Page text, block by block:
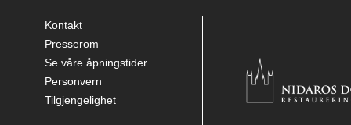
Kontakt
Presserom
Se våre åpningstider
Personvern
Tilgjengelighet